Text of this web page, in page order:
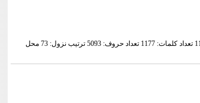
نام سوره: انبیاء تعداد آیات: 112 تعداد کلمات: 1177 تعداد حروف: 5093 ترتیب نزول: 73 محل